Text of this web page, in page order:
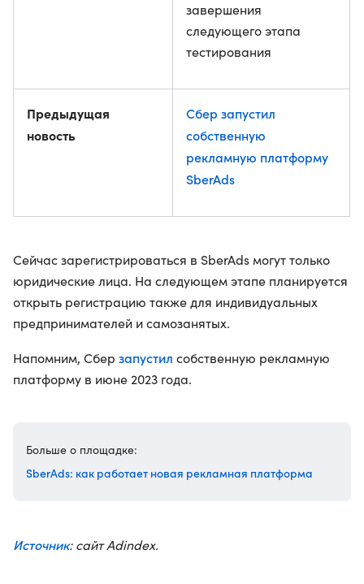
завершения
следующего этапа
тестирования
Предыдущая
новость
Сбер запустил
собственную
рекламную платформу
SberAds
Сейчас зарегистрироваться в SberAds могут только
юридические лица. На следующем этапе планируется
открыть регистрацию также для индивидуальных
предпринимателей и самозанятых.
Напомним, Сбер запустил собственную рекламную
платформу в июне 2023 года.
Больше о площадке:
SberAds: как работает новая рекламная платформа
Источник: сайт Adindex.